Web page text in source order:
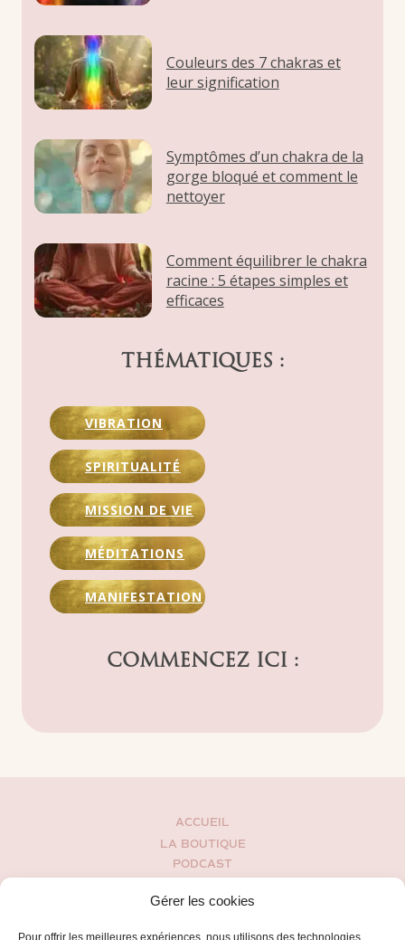
Gérer les cookies
Pour offrir les meilleures expériences, nous utilisons des technologies
Couleurs des 7 chakras et
leur signification
Symptômes d’un chakra de la
gorge bloqué et comment le
nettoyer
Comment équilibrer le chakra
racine : 5 étapes simples et
efficaces
THÉMATIQUES :
VIBRATION
SPIRITUALITÉ
MISSION DE VIE
MÉDITATIONS
MANIFESTATION
COMMENCEZ ICI :
ACCUEIL
LA BOUTIQUE
PODCAST
BLOG